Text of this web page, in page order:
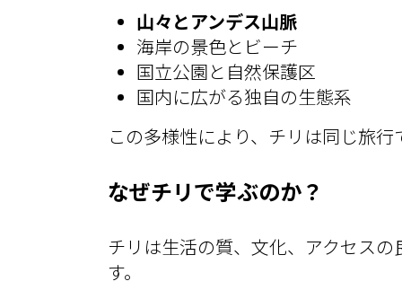
山々とアンデス山脈
海岸の景色とビーチ
国立公園と自然保護区
国内に広がる独自の生態系
この多様性により、チリは同じ旅
なぜチリで学ぶのか？
チリは生活の質、文化、アクセス
す。